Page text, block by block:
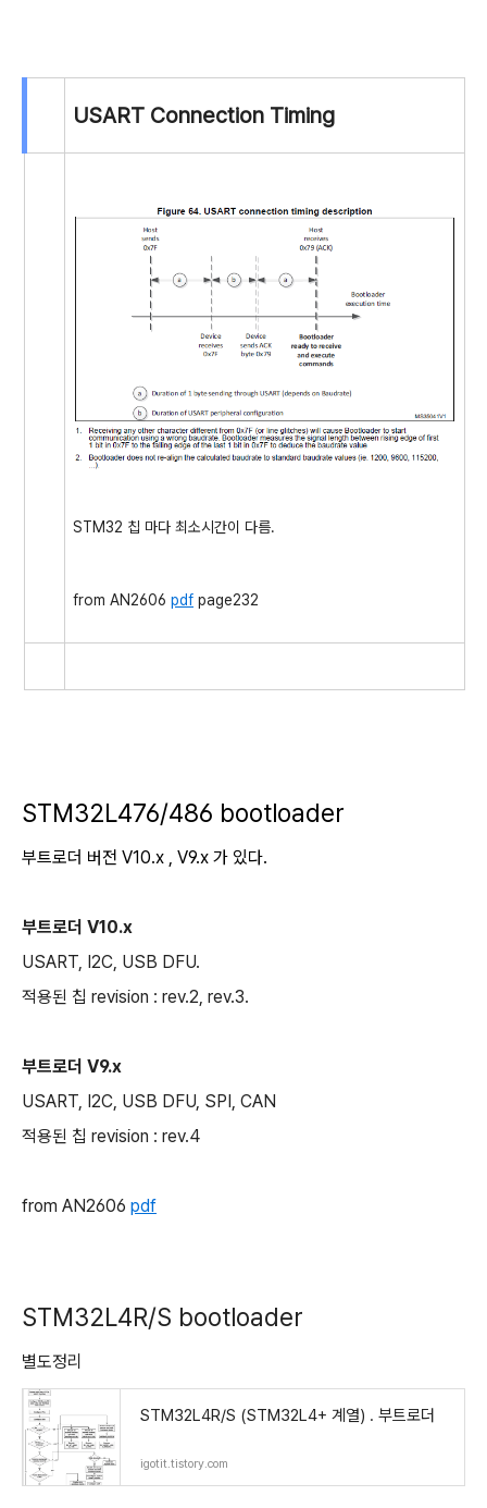
USART Connection Timing
STM32 칩 마다 최소시간이 다름.
from AN2606 pdf page232
STM32L476/486 bootloader
부트로더 버전 V10.x , V9.x 가 있다.
부트로더 V10.x
USART, I2C, USB DFU.
적용된 칩 revision : rev.2, rev.3.
부트로더 V9.x
USART, I2C, USB DFU, SPI, CAN
적용된 칩 revision : rev.4
from AN2606 pdf
STM32L4R/S bootloader
별도정리
STM32L4R/S (STM32L4+ 계열) . 부트로더
igotit.tistory.com